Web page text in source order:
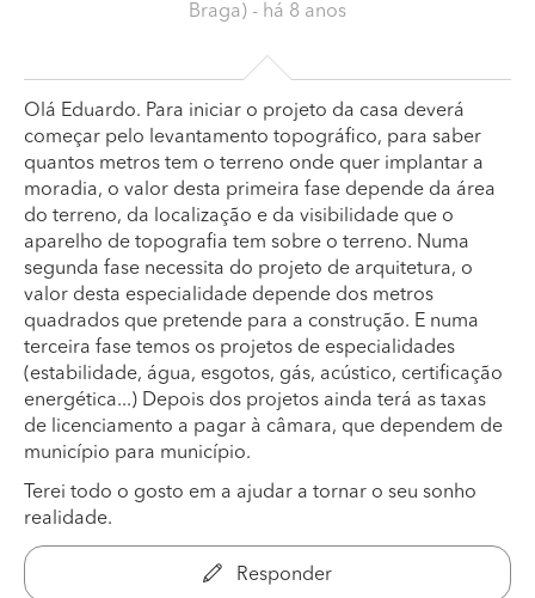
Braga) - há 8 anos
Olá Eduardo. Para iniciar o projeto da casa deverá
começar pelo levantamento topográfico, para saber
quantos metros tem o terreno onde quer implantar a
moradia, o valor desta primeira fase depende da área
do terreno, da localização e da visibilidade que o
aparelho de topografia tem sobre o terreno. Numa
segunda fase necessita do projeto de arquitetura, o
valor desta especialidade depende dos metros
quadrados que pretende para a construção. E numa
terceira fase temos os projetos de especialidades
(estabilidade, água, esgotos, gás, acústico, certificação
energética...) Depois dos projetos ainda terá as taxas
de licenciamento a pagar à câmara, que dependem de
município para município.
Terei todo o gosto em a ajudar a tornar o seu sonho
realidade.
Responder